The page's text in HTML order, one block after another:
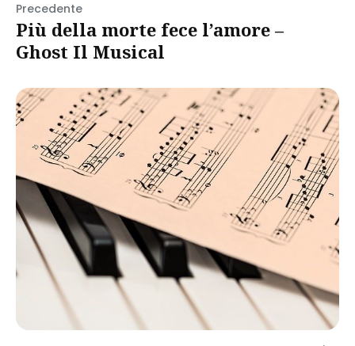
Precedente
Più della morte fece l’amore –
Ghost Il Musical